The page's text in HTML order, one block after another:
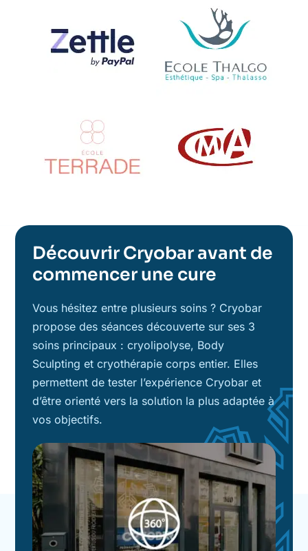
Découvrir Cryobar avant de
commencer une cure
Vous hésitez entre plusieurs soins ? Cryobar
propose des séances découverte sur ses 3
soins principaux : cryolipolyse, Body
Sculpting et cryothérapie corps entier. Elles
permettent de tester l’expérience Cryobar et
d’être orienté vers la solution la plus adaptée à
vos objectifs.